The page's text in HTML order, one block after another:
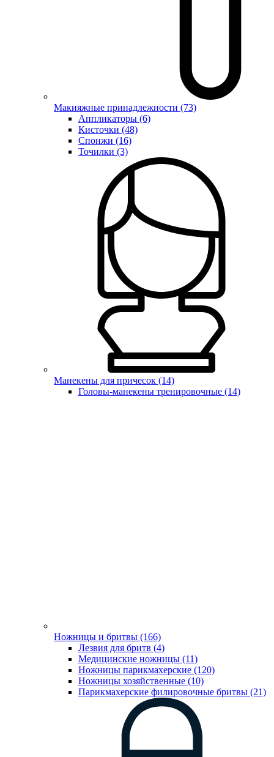
Макияжные принадлежности (73)
Аппликаторы (6)
Кисточки (48)
Спонжи (16)
Точилки (3)
Манекены для причесок (14)
Головы-манекены тренировочные (14)
Ножницы и бритвы (166)
Лезвия для бритв (4)
Медицинские ножницы (11)
Ножницы парикмахерские (120)
Ножницы хозяйственные (10)
Парикмахерские филировочные бритвы (21)